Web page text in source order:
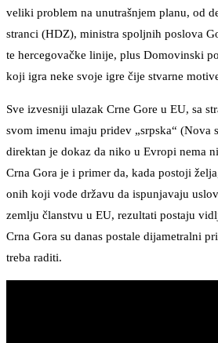
veliki problem na unutrašnjem planu, od
stranci (HDZ), ministra spoljnih poslova
te hercegovačke linije, plus Domovinski
koji igra neke svoje igre čije stvarne
Sve izvesniji ulazak Crne Gore u EU, sa
svom imenu imaju pridev „srpska“ (Nova
direktan je dokaz da niko u Evropi nema
Crna Gora je i primer da, kada postoji
onih koji vode državu da ispunjavaju
zemlju članstvu u EU, rezultati postaju
Crna Gora su danas postale dijametralni
treba raditi.